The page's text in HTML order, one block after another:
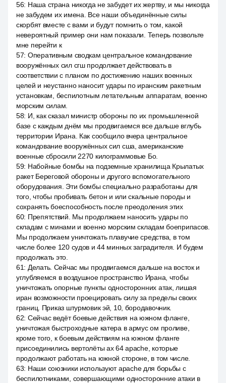
56: Наша страна никогда не забудет их жертву, и мы никогда
не забудем их имена. Все наши объединённые силы
скорбят вместе с вами и будут помнить о том, какой
невероятный пример они нам показали. Теперь позвольте
мне перейти к
57: Оперативным сводкам центральное командование
вооружённых сил сгш продолжает действовать в
соответствии с планом по достижению наших военных
целей и неустанно наносит удары по иранским ракетным
установкам, беспилотным летательным аппаратам, военно
морским силам.
58: И, как сказал министр обороны по их промышленной
базе с каждым днём мы продвигаемся все дальше вглубь
территории Ирана. Как сообщило вчера центральное
командование вооружённых сил сша, американские
военные сбросили 2270 килограммовые Бо.
59: Набойные бомбы на подземные хранилища Крылатых
ракет Береговой обороны и другого вспомогательного
оборудования. Эти бомбы специально разработаны для
того, чтобы пробивать бетон и или скальные породы и
сохранять боеспособность после преодоления этих
60: Препятствий. Мы продолжаем наносить удары по
складам с минами и военно морским складам боеприпасов.
Мы продолжаем уничтожать плавучие средства, в том
числе более 120 судов и 44 минных заградителя. И будем
продолжать это.
61: Делать. Сейчас мы продвигаемся дальше на восток и
углубляемся в воздушное пространство Ирана, чтобы
уничтожать опорные пункты односторонних атак, лишая
иран возможности проецировать силу за пределы своих
границ. Приказ штурмовик эй, 10, бородавочник.
62: Сейчас ведёт боевые действия на южном фланге,
уничтожая быстроходные катера в армус ом проливе,
кроме того, к боевым действиям на южном фланге
присоединились вертолёты ах 64 apache, которые
продолжают работать на южной стороне, в том числе.
63: Наши союзники используют apache для борьбы с
беспилотниками, совершающими односторонние атаки в